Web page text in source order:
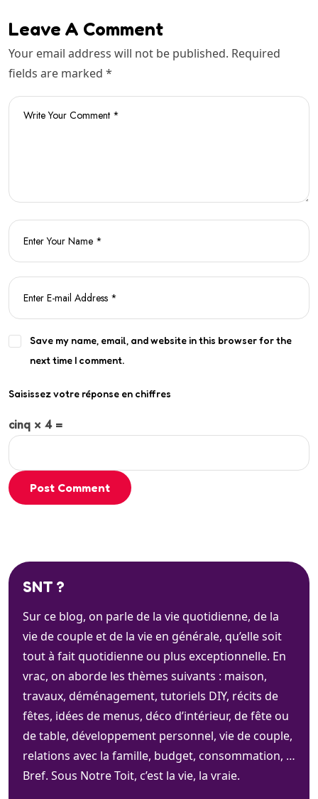
Leave A Comment
Your email address will not be published. Required
fields are marked *
Save my name, email, and website in this browser for the
next time I comment.
Saisissez votre réponse en chiffres
cinq × 4 =
Post Comment
SNT ?
Sur ce blog, on parle de la vie quotidienne, de la
vie de couple et de la vie en générale, qu’elle soit
tout à fait quotidienne ou plus exceptionnelle. En
vrac, on aborde les thèmes suivants : maison,
travaux, déménagement, tutoriels DIY, récits de
fêtes, idées de menus, déco d’intérieur, de fête ou
de table, développement personnel, vie de couple,
relations avec la famille, budget, consommation, …
Bref. Sous Notre Toit, c’est la vie, la vraie.